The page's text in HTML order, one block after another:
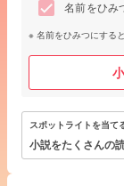
名前をひみ
名前をひみつにする
スポットライトを当て
小説をたくさんの